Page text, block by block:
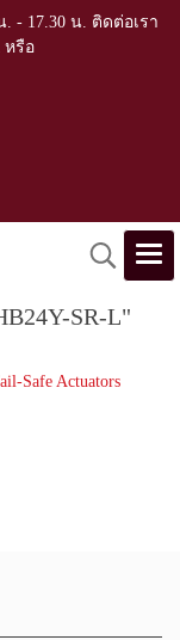
- 17.30 น. ติดต่อเรา
หรือ
SR-L"
Safe Actuators